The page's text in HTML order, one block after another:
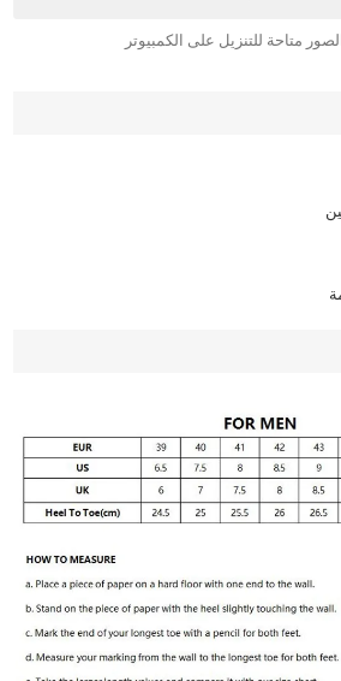
متاحة للتنزيل على الكمبيوتر